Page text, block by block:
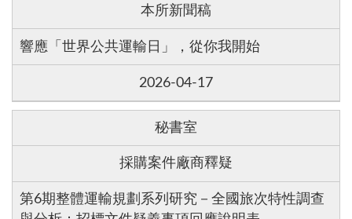
本所新聞稿
響應「世界公共運輸日」，從你我開始
2026-04-17
秘書室
採購案件廠商釋疑
第6期整體運輸規劃系列研究－全國旅次特性調查